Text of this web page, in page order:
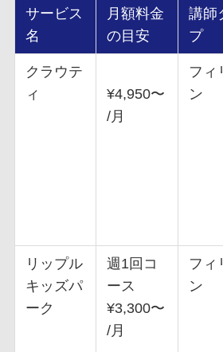
サービス
名
月額料金
の目安
講師
プ
クラウテ
ィ
¥4,950〜
/月
フィ
ン
リップル
キッズパ
ーク
週1回コ
ース
¥3,300〜
/月
フィ
ン